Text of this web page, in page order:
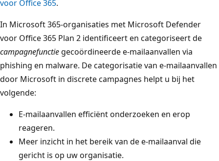
voor Office 365.
In Microsoft 365-organisaties met Microsoft Defender
voor Office 365 Plan 2 identificeert en categoriseert de
campagnefunctie gecoördineerde e-mailaanvallen via
phishing en malware. De categorisatie van e-mailaanvallen
door Microsoft in discrete campagnes helpt u bij het
volgende:
E-mailaanvallen efficiënt onderzoeken en erop
reageren.
Meer inzicht in het bereik van de e-mailaanval die
gericht is op uw organisatie.